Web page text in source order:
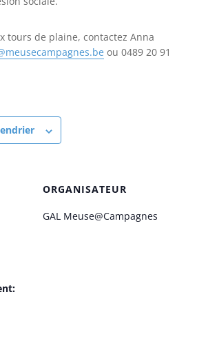
tours de plaine, contactez Anna
ou 0489 20 91
ORGANISATEUR
GAL Meuse@Campagnes